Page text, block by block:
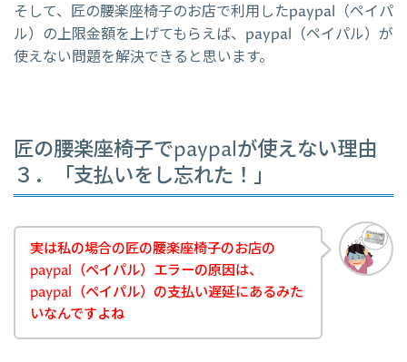
そして、匠の腰楽座椅子のお店で利用したpaypal（ペイパ
ル）の上限金額を上げてもらえば、paypal（ペイパル）が
使えない問題を解決できると思います。
匠の腰楽座椅子でpaypalが使えない理由
３．「支払いをし忘れた！」
実は私の場合の匠の腰楽座椅子のお店の
paypal（ペイパル）エラーの原因は、
paypal（ペイパル）の支払い遅延にあるみた
いなんですよね